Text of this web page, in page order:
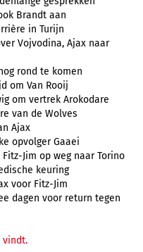
Brandt aan
in Turijn
Vojvodina, Ajax naar
rond te komen
om Van Rooij
om vertrek Arokodare
van de Wolves
Ajax
opvolger Gaaei
Jim op weg naar Torino
keuring
voor Fitz-Jim
dagen voor return tegen
vindt.